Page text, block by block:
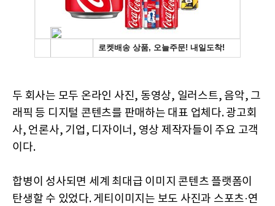
두 회사는 모두 온라인 사진, 동영상, 일러스트, 음악, 그
래픽 등 디지털 콘텐츠를 판매하는 대표 업체다. 광고회
사, 언론사, 기업, 디자이너, 영상 제작자들이 주요 고객
이다.
합병이 성사되면 세계 최대급 이미지 콘텐츠 플랫폼이
탄생할 수 있었다. 게티이미지는 보도 사진과 스포츠·연